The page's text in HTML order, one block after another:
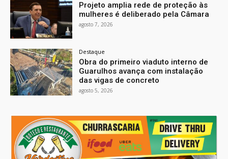
Projeto amplia rede de proteção às
mulheres é deliberado pela Câmara
agosto 7, 2026
Destaque
Obra do primeiro viaduto interno de
Guarulhos avança com instalação
das vigas de concreto
agosto 5, 2026